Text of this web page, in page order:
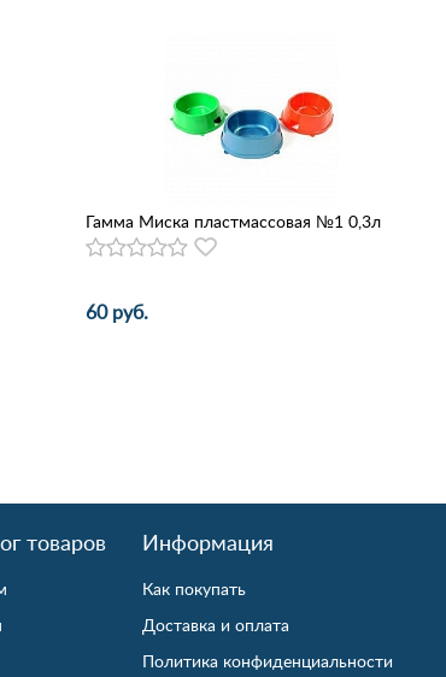
Гамма Миска пластмассовая №1 0,3л
60 руб.
товаров Информация
Как покупать
Доставка и оплата
Политика конфиденциальности